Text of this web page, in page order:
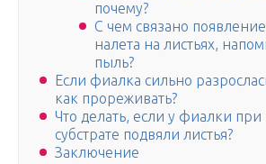
почему?
С чем связано
налета на листьях,
пыль?
Если фиалка сильно
как прореживать?
Что делать, если у фиалки
субстрате подвяли листья?
Заключение